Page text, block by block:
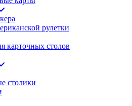
рулетки
карточных столов
столики